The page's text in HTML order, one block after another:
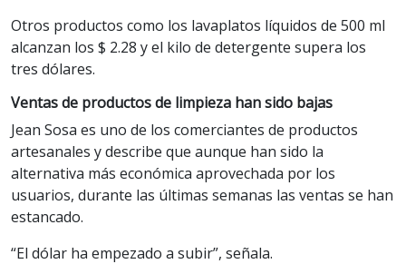
Otros productos como los lavaplatos líquidos de 500 ml
alcanzan los $ 2.28 y el kilo de detergente supera los
tres dólares.
Ventas de productos de limpieza han sido bajas
Jean Sosa es uno de los comerciantes de productos
artesanales y describe que aunque han sido la
alternativa más económica aprovechada por los
usuarios, durante las últimas semanas las ventas se han
estancado.
“El dólar ha empezado a subir”, señala.